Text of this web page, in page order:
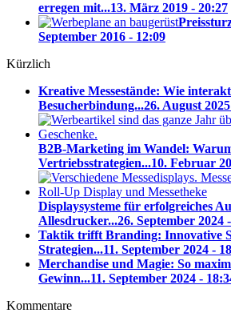
erregen mit...13. März 2019 - 20:27
September 2016 - 12:09
Kürzlich
Kreative Messestände: Wie
Besucherbindung...26. August
B2B-Marketing im Wandel:
Vertriebsstrategien...10. Februar
Displaysysteme für erfolgreiches
Allesdrucker...26. September 2024
Taktik trifft Branding: Innovative
Strategien...11. September 2024 -
Merchandise und Magie: So
Gewinn...11. September 2024 -
Kommentare